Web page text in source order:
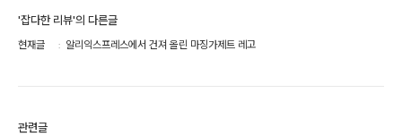
'잡다한 리뷰'의 다른글
현재글 알리익스프레스에서 건져 올린 마징가제트 레고
관련글